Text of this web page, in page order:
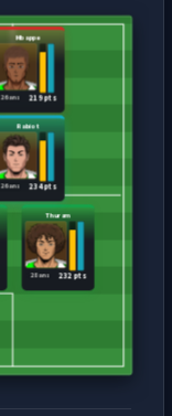
Thuram
232 pts
28 ans
Rabiot
234 pts
26 ans
Mbappe
219 pts
26 ans